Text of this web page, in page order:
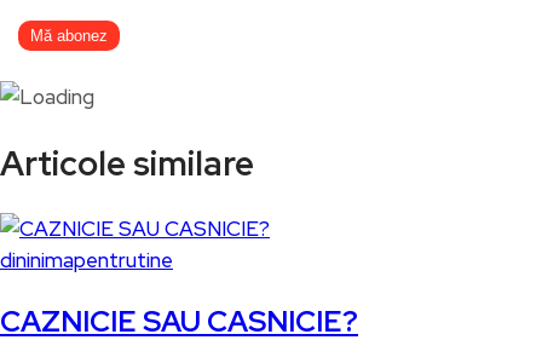
Articole similare
dininimapentrutine
CAZNICIE SAU CASNICIE?